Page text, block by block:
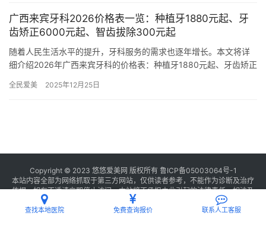
广西来宾牙科2026价格表一览：种植牙1880元起、牙
齿矫正6000元起、智齿拔除300元起
随着人民生活水平的提升，牙科服务的需求也逐年增长。本文将详
细介绍2026年广西来宾牙科的价格表：种植牙1880元起、牙齿矫正
全民爱美 2025年12月25日
Copyright © 2023 悠悠爱美网 版权所有 鲁ICP备05003064号-1
本站内容全部为网络抓取于第三方网站，仅供读者参考，不能作为诊断及治疗
依据，如有不适请立即停止访问，本站将不承担由此引起的法律责任。如涉及
联系我们
查找本地医院 免费查询报价 联系人工客服